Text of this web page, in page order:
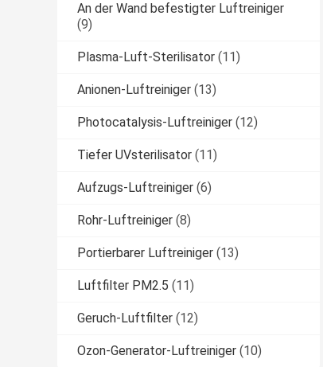
An der Wand befestigter Luftreiniger
(9)
Plasma-Luft-Sterilisator (11)
Anionen-Luftreiniger (13)
Photocatalysis-Luftreiniger (12)
Tiefer UVsterilisator (11)
Aufzugs-Luftreiniger (6)
Rohr-Luftreiniger (8)
Portierbarer Luftreiniger (13)
Luftfilter PM2.5 (11)
Geruch-Luftfilter (12)
Ozon-Generator-Luftreiniger (10)